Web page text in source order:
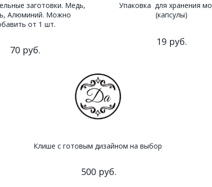
заготовки. Медь,
Алюминий. Можно
от 1 шт.
70 руб.
Упаковка для хранения
(капсулы)
19 руб.
Клише с готовым дизайном на выбор
500 руб.